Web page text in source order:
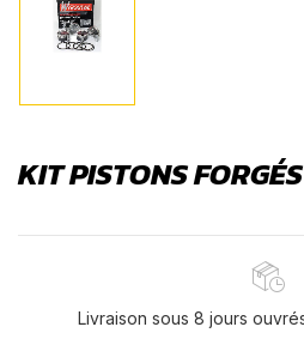
KIT PISTONS
Livraison sous 8 jours